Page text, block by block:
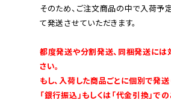
そのため、ご注文商品の中で入荷予
て発送させていただきます。
都度発送や分割発送、同梱発送には
さい。
もし、入荷した商品ごとに個別で発
「銀行振込」もしくは「代金引換」で